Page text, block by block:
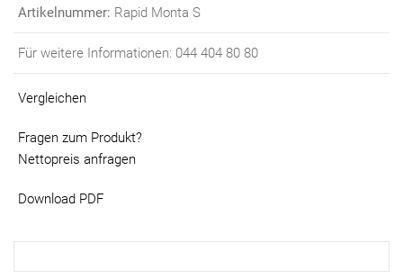
Artikelnummer: Rapid Monta S
Für weitere Informationen: 044 404 80 80
Vergleichen
Fragen zum Produkt?
Nettopreis anfragen
Download PDF